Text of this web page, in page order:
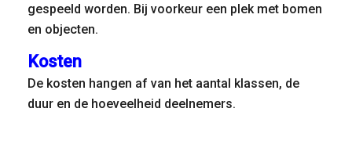
gespeeld worden. Bij voorkeur een plek met bomen
en objecten.
Kosten
De kosten hangen af van het aantal klassen, de
duur en de hoeveelheid deelnemers.